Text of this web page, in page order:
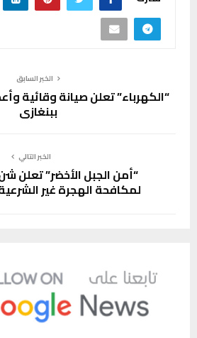
الخبر السابق
“الكهرباء” تعلن صيانة وقائية
ببنغازي
الخبر التالي
“أمن الجبل الأخضر”
لمكافحة الهجرة غير